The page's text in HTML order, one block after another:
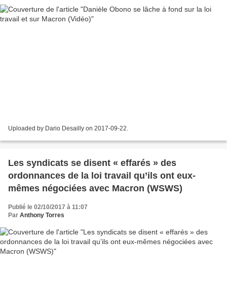
Uploaded by Dario Desailly on 2017-09-22.
Les syndicats se disent « effarés » des
ordonnances de la loi travail qu’ils ont eux-
mêmes négociées avec Macron (WSWS)
Publié le 02/10/2017 à 11:07
Par Anthony Torres